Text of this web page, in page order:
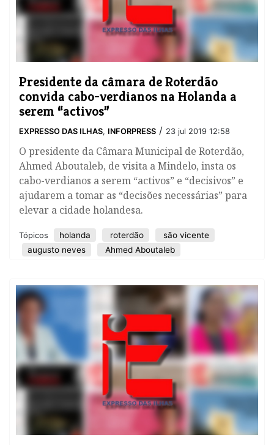
Presidente da câmara de Roterdão
convida cabo-verdianos na Holanda a
serem “activos”
EXPRESSO DAS ILHAS, INFORPRESS / 23 jul 2019 12:58
​O presidente da Câmara Municipal de Roterdão,
Ahmed Aboutaleb, de visita a Mindelo, insta os
cabo-verdianos a serem “activos” e “decisivos” e
ajudarem a tomar as “decisões necessárias” para
elevar a cidade holandesa.
Tópicos holanda roterdão
são vicente
augusto neves
Ahmed Aboutaleb